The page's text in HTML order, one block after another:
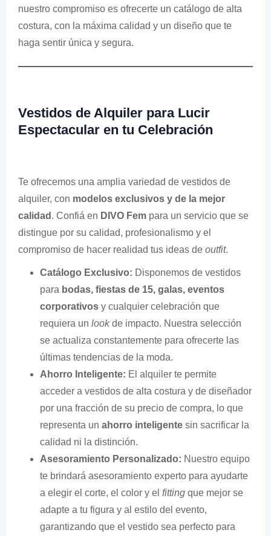
nuestro compromiso es ofrecerte un catálogo de alta
costura, con la máxima calidad y un diseño que te
haga sentir única y segura.
Vestidos de Alquiler para Lucir
Espectacular en tu Celebración
Te ofrecemos una amplia variedad de vestidos de
alquiler, con modelos exclusivos y de la mejor
calidad . Confiá en DIVO Fem para un servicio que se
distingue por su calidad, profesionalismo y el
compromiso de hacer realidad tus ideas de outfit.
Catálogo Exclusivo: Disponemos de vestidos
para bodas, fiestas de 15, galas, eventos
corporativos y cualquier celebración que
requiera un lookde impacto. Nuestra selección
se actualiza constantemente para ofrecerte las
últimas tendencias de la moda.
Ahorro Inteligente: El alquiler te permite
acceder a vestidos de alta costura y de diseñador
por una fracción de su precio de compra, lo que
representa un ahorro inteligente sin sacrificar la
calidad ni la distinción.
Asesoramiento Personalizado: Nuestro equipo
te brindará asesoramiento experto para ayudarte
a elegir el corte, el color y el fitting que mejor se
adapte a tu figura y al estilo del evento,
garantizando que el vestido sea perfecto para